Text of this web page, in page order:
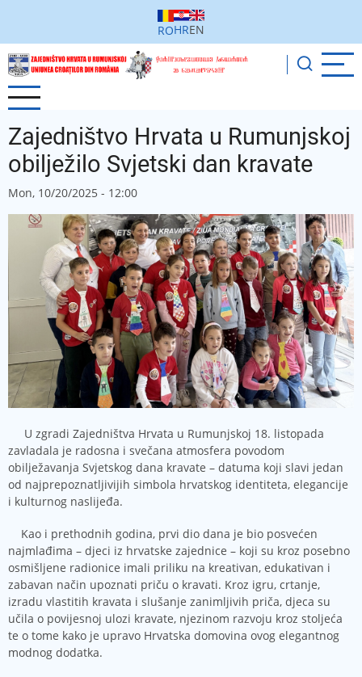
main
content
ROHREN
Zajedništvo Hrvata u Rumunjskoj
obilježilo Svjetski dan kravate
Mon, 10/20/2025 - 12:00
U zgradi Zajedništva Hrvata u Rumunjskoj 18. listopada
zavladala je radosna i svečana atmosfera povodom
obilježavanja Svjetskog dana kravate – datuma koji slavi jedan
od najprepoznatljivijih simbola hrvatskog identiteta, elegancije
i kulturnog naslijeđa.
Kao i prethodnih godina, prvi dio dana je bio posvećen
najmlađima – djeci iz hrvatske zajednice – koji su kroz posebno
osmišljene radionice imali priliku na kreativan, edukativan i
zabavan način upoznati priču o kravati. Kroz igru, crtanje,
izradu vlastitih kravata i slušanje zanimljivih priča, djeca su
učila o povijesnoj ulozi kravate, njezinom razvoju kroz stoljeća
te o tome kako je upravo Hrvatska domovina ovog elegantnog
modnog dodatka.